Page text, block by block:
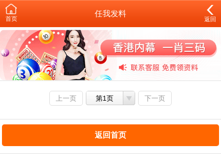
首页
任我发料
返回
上一页 第1页 下一页
返回首页